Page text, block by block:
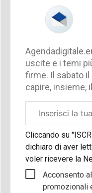
uscite e i temi
firme. Il sabato
capire, insieme,
aziendale
Cliccando su
dichiaro di aver
voler ricevere la
Acconsento
promozionali